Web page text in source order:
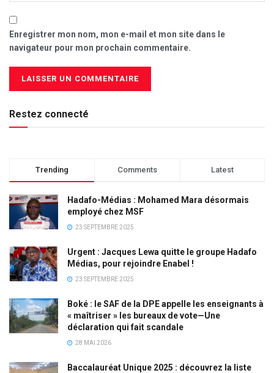
Enregistrer mon nom, mon e-mail et mon site dans le
navigateur pour mon prochain commentaire.
Restez connecté
Trending Comments Latest
Hadafo-Médias : Mohamed Mara désormais
employé chez MSF
23 SEPTEMBRE 2025
Urgent : Jacques Lewa quitte le groupe Hadafo
Médias, pour rejoindre Enabel !
23 SEPTEMBRE 2025
Boké : le SAF de la DPE appelle les enseignants à
« maîtriser » les bureaux de vote—Une
déclaration qui fait scandale
28 MAI 2026
Baccalauréat Unique 2025 : découvrez la liste